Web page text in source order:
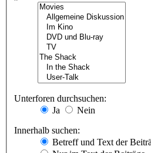
Unterforen durchsuchen:
Ja
Nein
Innerhalb suchen:
Betreff und Text der